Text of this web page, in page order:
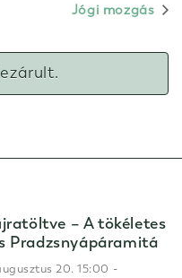
Jógi mozgás
– A tökéletes
Pradzsnyápáramitá
20. 15:00 -